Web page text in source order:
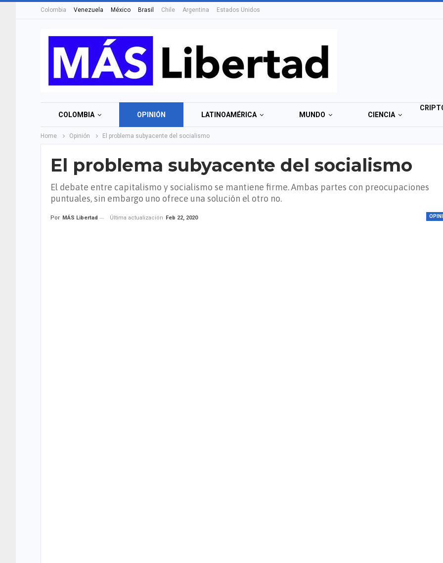
Colombia Venezuela México Brasil Chile Argentina Estados Unidos
COLOMBIA OPINIÓN LATINOAMÉRICA MUNDO CIENCIA
Home Opinión El problema subyacente del socialismo
El problema subyacente del socialismo
El debate entre capitalismo y socialismo se mantiene firme. Ambas partes con preocupaciones
puntuales, sin embargo uno ofrece una solución el otro no.
Por MÁS Libertad Última actualización Feb 22, 2020